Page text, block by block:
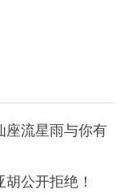
座流星雨与你有
公开拒绝！